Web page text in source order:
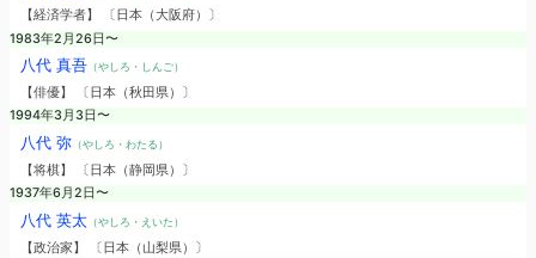
【経済学者】 〔日本（大阪府）〕
1983年2月26日〜
八代 真吾（やしろ・しんご）
【俳優】 〔日本（秋田県）〕
1994年3月3日〜
八代 弥（やしろ・わたる）
【将棋】 〔日本（静岡県）〕
1937年6月2日〜
八代 英太（やしろ・えいた）
【政治家】 〔日本（山梨県）〕